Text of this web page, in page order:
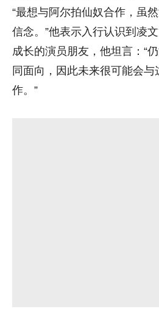
“最想与阿尔拍仙奴合作，虽
信念。”他表示入行认识到凌
成长的演员朋友，他坦言：“
同面向，因此未来很可能会
作。”